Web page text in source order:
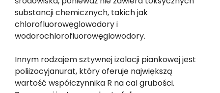
substancji chemicznych, takich jak
chlorofluorowęglowodory i
wodorochlorofluorowęglowodory.
Innym rodzajem sztywnej izolacji piankowej jest
poliizocyjanurat, który oferuje największą
wartość współczynnika R na cal grubości.